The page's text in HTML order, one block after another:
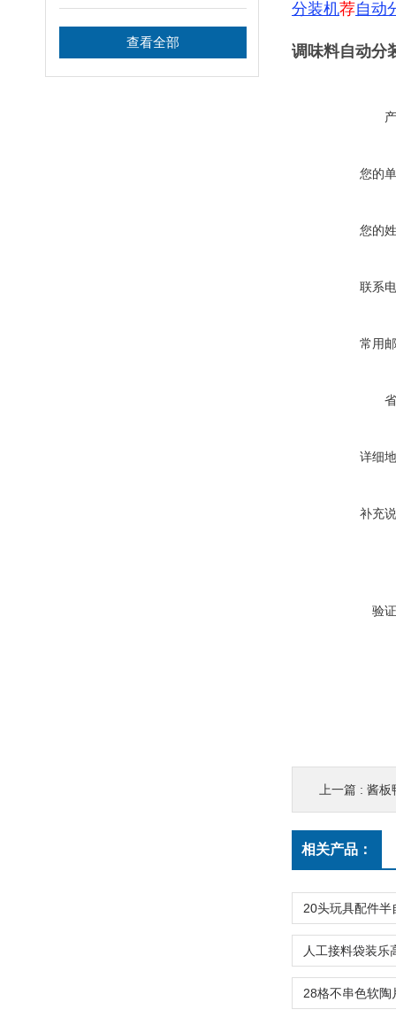
查看全部
分装机荐自动
调味料自动分
您的
您的
联系
常用
详细
补充
验
上一篇 : 酱板
相关产品：